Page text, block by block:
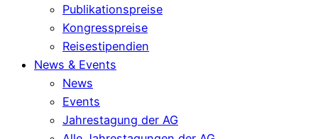
Publikationspreise
Kongresspreise
Reisestipendien
News & Events
News
Events
Jahrestagung der AG